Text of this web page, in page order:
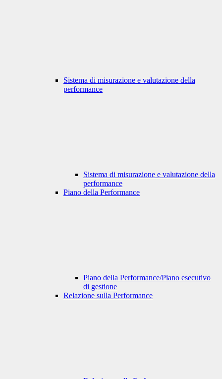
Sistema di misurazione e valutazione della
performance
Sistema di misurazione e valutazione della
performance
Piano della Performance
Piano della Performance/Piano esecutivo
di gestione
Relazione sulla Performance